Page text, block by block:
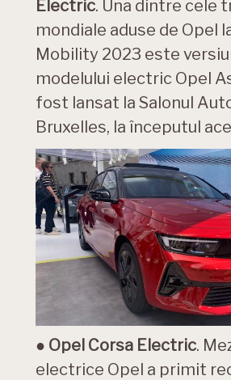
Electric. Una dintre cele
mondiale aduse de Opel
Mobility 2023 este
modelului electric Opel
fost lansat la Salonul
Bruxelles, la începutul
● Opel Corsa Electric.
electrice Opel a primit